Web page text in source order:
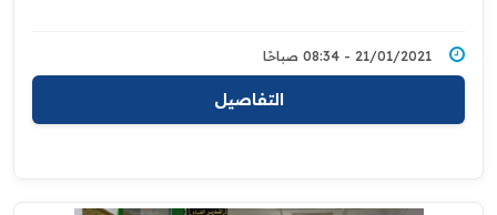
21/01/2021 - 08:34 صباحًا
التفاصيل